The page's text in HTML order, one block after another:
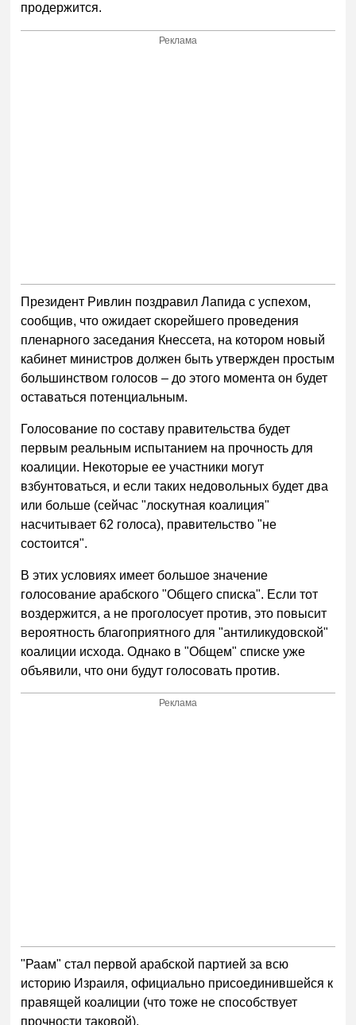
продержится.
Реклама
Президент Ривлин поздравил Лапида с успехом,
сообщив, что ожидает скорейшего проведения
пленарного заседания Кнессета, на котором новый
кабинет министров должен быть утвержден простым
большинством голосов – до этого момента он будет
оставаться потенциальным.
Голосование по составу правительства будет
первым реальным испытанием на прочность для
коалиции. Некоторые ее участники могут
взбунтоваться, и если таких недовольных будет два
или больше (сейчас "лоскутная коалиция"
насчитывает 62 голоса), правительство "не
состоится".
В этих условиях имеет большое значение
голосование арабского "Общего списка". Если тот
воздержится, а не проголосует против, это повысит
вероятность благоприятного для "антиликудовской"
коалиции исхода. Однако в "Общем" списке уже
объявили, что они будут голосовать против.
Реклама
"Раам" стал первой арабской партией за всю
историю Израиля, официально присоединившейся к
правящей коалиции (что тоже не способствует
прочности таковой).